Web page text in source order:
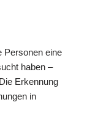
Personen eine
haben –
Erkennung
in